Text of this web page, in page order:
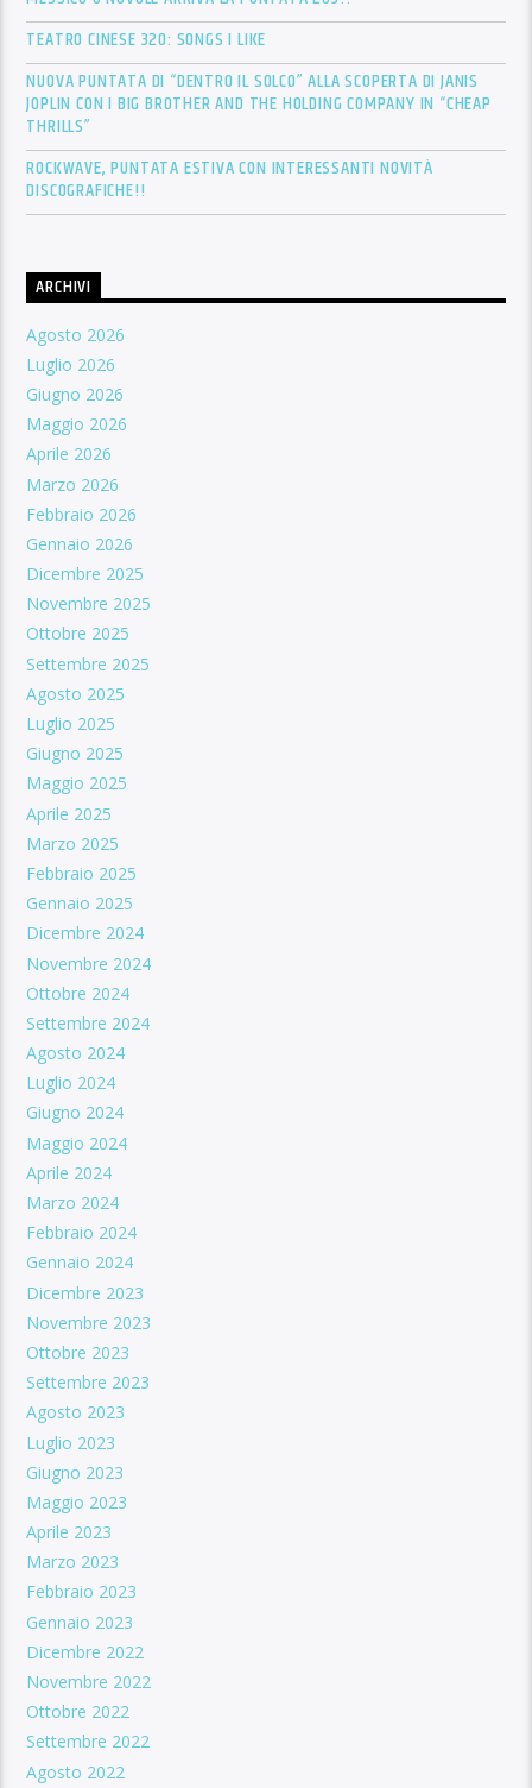
TEATRO CINESE 320: SONGS I LIKE
NUOVA PUNTATA DI “DENTRO IL SOLCO” ALLA SCOPERTA DI JANIS
JOPLIN CON I BIG BROTHER AND THE HOLDING COMPANY IN “CHEAP
THRILLS”
ROCKWAVE, PUNTATA ESTIVA CON INTERESSANTI NOVITÀ
DISCOGRAFICHE!!
ARCHIVI
Agosto 2026
Luglio 2026
Giugno 2026
Maggio 2026
Aprile 2026
Marzo 2026
Febbraio 2026
Gennaio 2026
Dicembre 2025
Novembre 2025
Ottobre 2025
Settembre 2025
Agosto 2025
Luglio 2025
Giugno 2025
Maggio 2025
Aprile 2025
Marzo 2025
Febbraio 2025
Gennaio 2025
Dicembre 2024
Novembre 2024
Ottobre 2024
Settembre 2024
Agosto 2024
Luglio 2024
Giugno 2024
Maggio 2024
Aprile 2024
Marzo 2024
Febbraio 2024
Gennaio 2024
Dicembre 2023
Novembre 2023
Ottobre 2023
Settembre 2023
Agosto 2023
Luglio 2023
Giugno 2023
Maggio 2023
Aprile 2023
Marzo 2023
Febbraio 2023
Gennaio 2023
Dicembre 2022
Novembre 2022
Ottobre 2022
Settembre 2022
Agosto 2022